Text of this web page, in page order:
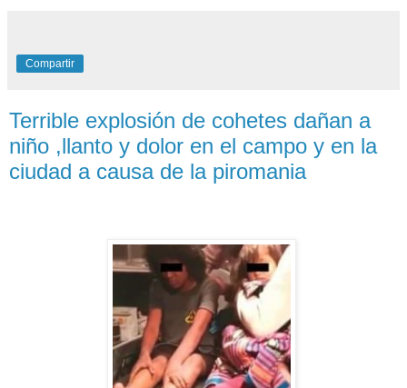
Compartir
Terrible explosión de cohetes dañan a
niño ,llanto y dolor en el campo y en la
ciudad a causa de la piromania